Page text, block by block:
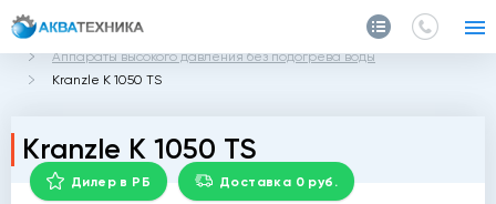
Главная Каталог
Мойки высокого давления Kranzle
Аппараты высокого давления без подогрева воды
Kranzle K 1050 TS
Kranzle K 1050 TS
Дилер в РБ Доставка 0 руб.